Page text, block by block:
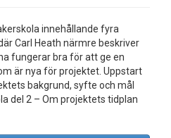
innehållande fyra
Carl Heath närmre beskriver
fungerar bra för att ge en
är nya för projektet. Uppstart
bakgrund, syfte och mål
del 2 – Om projektets tidplan